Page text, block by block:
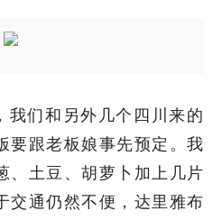
我们和另外几个四川来的
要跟老板娘事先预定。我
、土豆、胡萝卜加上几片
交通仍然不便，达里雅布